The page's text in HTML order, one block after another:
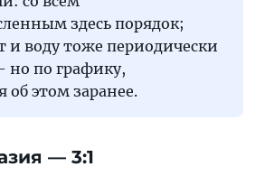
здесь порядок;
и воду тоже периодически
по графику,
об этом заранее.
— 3:1